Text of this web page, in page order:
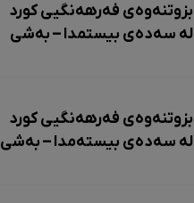
بزوتنەوەی فەرهەنگیی کورد
لە سەدەی بیستمدا – بەشی
بزوتنەوەی فەرهەنگیی کورد
لە سەدەی بیستەمدا – بەشی